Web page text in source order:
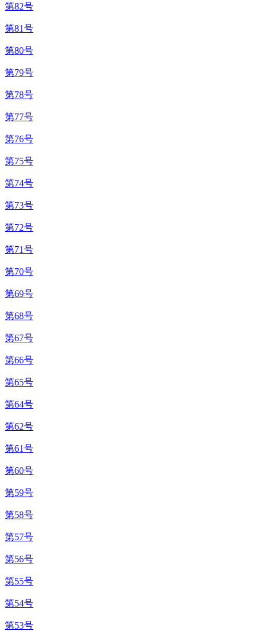
第82号
第81号
第80号
第79号
第78号
第77号
第76号
第75号
第74号
第73号
第72号
第71号
第70号
第69号
第68号
第67号
第66号
第65号
第64号
第62号
第61号
第60号
第59号
第58号
第57号
第56号
第55号
第54号
第53号